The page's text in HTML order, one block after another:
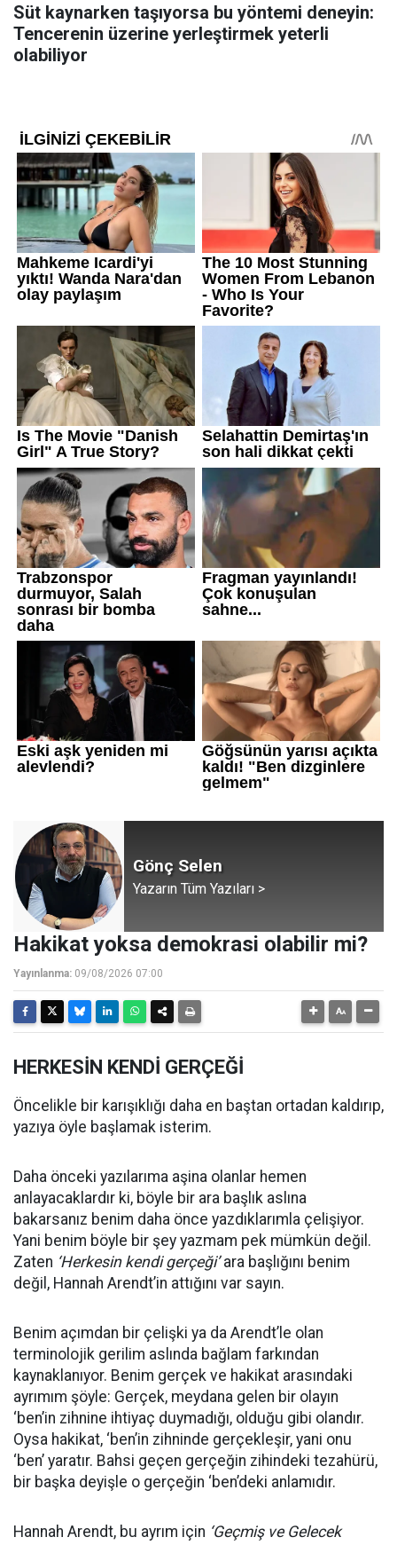
Süt kaynarken taşıyorsa bu yöntemi deneyin:
Tencerenin üzerine yerleştirmek yeterli
olabiliyor
Gönç Selen
Yazarın Tüm Yazıları >
Hakikat yoksa demokrasi olabilir mi?
Yayınlanma: 09/08/2026 07:00
HERKESİN KENDİ GERÇEĞİ
Öncelikle bir karışıklığı daha en baştan ortadan kaldırıp,
yazıya öyle başlamak isterim.
Daha önceki yazılarıma aşina olanlar hemen
anlayacaklardır ki, böyle bir ara başlık aslına
bakarsanız benim daha önce yazdıklarımla çelişiyor.
Yani benim böyle bir şey yazmam pek mümkün değil.
Zaten ‘Herkesin kendi gerçeği’ara başlığını benim
değil, Hannah Arendt’in attığını var sayın.
Benim açımdan bir çelişki ya da Arendt’le olan
terminolojik gerilim aslında bağlam farkından
kaynaklanıyor. Benim gerçek ve hakikat arasındaki
ayrımım şöyle: Gerçek, meydana gelen bir olayın
‘ben’in zihnine ihtiyaç duymadığı, olduğu gibi olandır.
Oysa hakikat, ‘ben’in zihninde gerçekleşir, yani onu
‘ben’ yaratır. Bahsi geçen gerçeğin zihindeki tezahürü,
bir başka deyişle o gerçeğin ‘ben’deki anlamıdır.
Hannah Arendt, bu ayrım için ‘Geçmiş ve Gelecek